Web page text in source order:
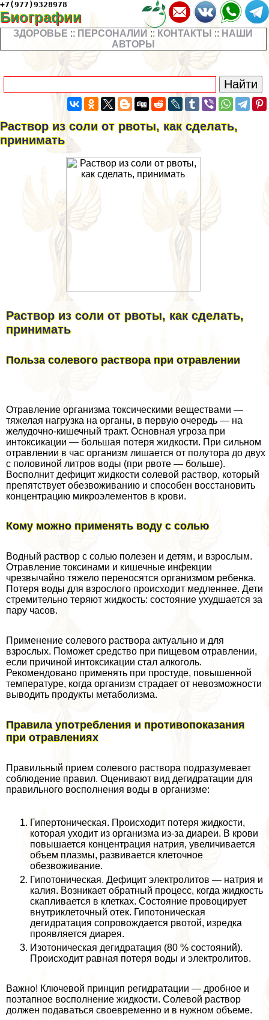
+7(977)9328978
Биографии
ЗДОРОВЬЕ :: ПЕРСОНАЛИИ :: КОНТАКТЫ :: НАШИ
АВТОРЫ
Раствор из соли от рвоты, как сделать,
принимать
Раствор из соли от рвоты, как сделать,
принимать
Польза солевого раствора при отравлении
Отравление организма токсическими веществами —
тяжелая нагрузка на органы, в первую очередь — на
желудочно-кишечный тpaкт. Основная угроза при
интоксикации — большая потеря жидкости. При сильном
отравлении в час организм лишается от полутора до двух
с половиной литров воды (при рвоте — больше).
Восполнит дефицит жидкости солевой раствор, который
препятствует обезвоживанию и способен восстановить
концентрацию микроэлементов в крови.
Кому можно применять воду с солью
Водный раствор с солью полезен и детям, и взрослым.
Отравление токсинами и кишечные инфекции
чрезвычайно тяжело переносятся организмом ребенка.
Потеря воды для взрослого происходит медленнее. Дети
стремительно теряют жидкость: состояние ухудшается за
пару часов.
Применение солевого раствора актуально и для
взрослых. Поможет средство при пищевом отравлении,
если причиной интоксикации стал алкоголь.
Рекомендовано применять при простуде, повышенной
температуре, когда организм страдает от невозможности
выводить продукты метаболизма.
Правила употрeбления и противопоказания
при отравлениях
Правильный прием солевого раствора подразумевает
соблюдение правил. Оценивают вид дегидратации для
правильного восполнения воды в организме:
Гипертоническая. Происходит потеря жидкости,
которая уходит из организма из-за диареи. В крови
повышается концентрация натрия, увеличивается
объем плазмы, развивается клеточное
обезвоживание.
Гипотоническая. Дефицит электролитов — натрия и
калия. Возникает обратный процесс, когда жидкость
скапливается в клетках. Состояние провоцирует
внутриклеточный отек. Гипотоническая
дегидратация сопровождается рвотой, изредка
проявляется диарея.
Изотоническая дегидратация (80 % состояний).
Происходит равная потеря воды и электролитов.
Важно! Ключевой принцип регидратации — дробное и
поэтапное восполнение жидкости. Солевой раствор
должен подаваться своевременно и в нужном объеме.